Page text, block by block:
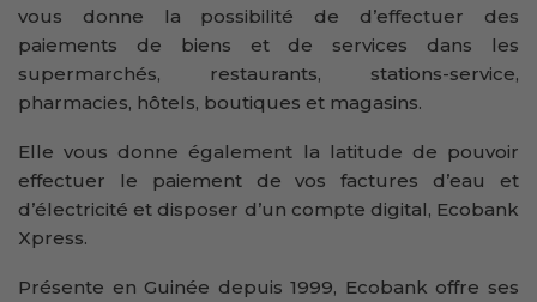
vous donne la possibilité de d’effectuer des
paiements de biens et de services dans les
supermarchés, restaurants, stations-service,
pharmacies, hôtels, boutiques et magasins.
Elle vous donne également la latitude de pouvoir
effectuer le paiement de vos factures d’eau et
d’électricité et disposer d’un compte digital, Ecobank
Xpress.
Présente en Guinée depuis 1999, Ecobank offre ses